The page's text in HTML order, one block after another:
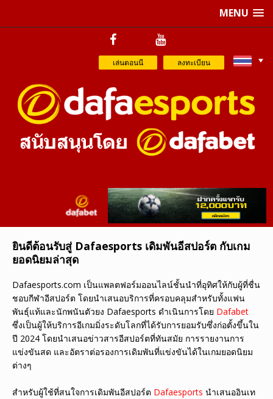
MENU
เล่นตอนนี ลงทะเบียน
ยินดีต้อนรับสู่ Dafaesports เดิมพันอีสปอร์ต กับเกม
ยอดนิยมล่าสุด
Dafaesports.com เป็นแพลตฟอร์มออนไลน์ชั้นนำที่อุทิศให้กับผู้ที่ชื่น
ชอบกีฬาอีสปอร์ต โดยนำเสนอบริการที่ครอบคลุมสำหรับทั้งแฟน
พันธุ์แท้และนักพนันตัวยง Dafaesports ดำเนินการโดย Dafabet
ซึ่งเป็นผู้ให้บริการอีเกมมิ่งระดับโลกที่ได้รับการยอมรับซึ่งก่อตั้งขึ้นใน
ปี 2024 โดยนำเสนอข่าวสารอีสปอร์ตที่ทันสมัย ​​การรายงานการ
แข่งขันสด และอัตราต่อรองการเดิมพันที่แข่งขันได้ในเกมยอดนิยม
ต่างๆ
สำหรับผู้ใช้ที่สนใจการเดิมพันอีสปอร์ต Dafaesports นำเสนออินเท